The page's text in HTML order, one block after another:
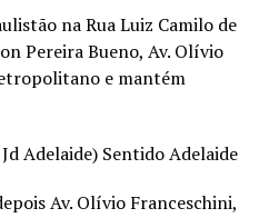
na Rua Luiz Camilo de
Pereira Bueno, Av. Olívio
e mantém
Adelaide) Sentido Adelaide
Av. Olívio Franceschini,